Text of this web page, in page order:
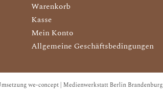
Warenkorb
Kasse
Mein Konto
Allgemeine Geschäftsbedingungen
we-concept | Medienwerkstatt Berlin Brandenburg